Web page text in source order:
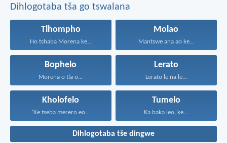
Dihlogotaba tša go tswalana
Tlhompho
Ho tshaba Morena ke...
Molao
Mantswe ana ao ke...
Bophelo
Morena o tla o...
Lerato
Lerato le na le...
Kholofelo
‘Ke tseba merero eo...
Tumelo
Ka baka leo, ke...
Dihlogotaba tše dingwe